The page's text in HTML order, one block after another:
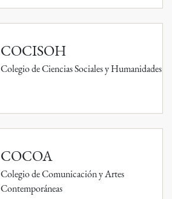
COCISOH
Colegio de Ciencias Sociales y Humanidades
COCOA
Colegio de Comunicación y Artes
Contemporáneas